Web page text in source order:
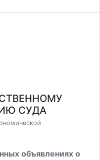
СУДА
объявлениях о